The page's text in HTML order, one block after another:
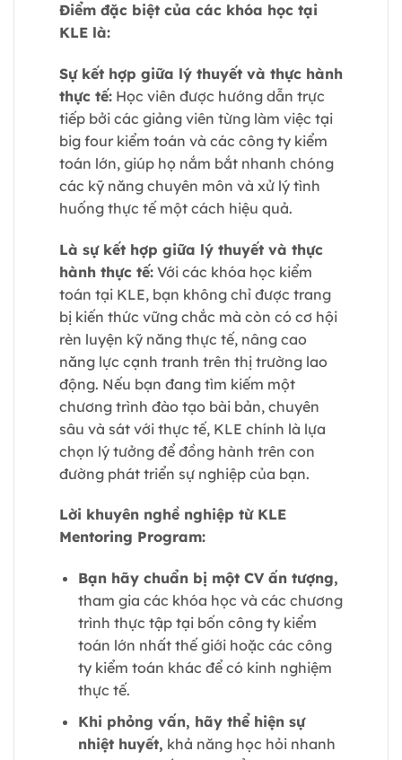
Điểm đặc biệt của các khóa học tại
KLE là:
Sự kết hợp giữa lý thuyết và thực hành
thực tế: Học viên được hướng dẫn trực
tiếp bởi các giảng viên từng làm việc tại
big four kiểm toán và các công ty kiểm
toán lớn, giúp họ nắm bắt nhanh chóng
các kỹ năng chuyên môn và xử lý tình
huống thực tế một cách hiệu quả.
Là sự kết hợp giữa lý thuyết và thực
hành thực tế: Với các khóa học kiểm
toán tại KLE, bạn không chỉ được trang
bị kiến thức vững chắc mà còn có cơ hội
rèn luyện kỹ năng thực tế, nâng cao
năng lực cạnh tranh trên thị trường lao
động. Nếu bạn đang tìm kiếm một
chương trình đào tạo bài bản, chuyên
sâu và sát với thực tế, KLE chính là lựa
chọn lý tưởng để đồng hành trên con
đường phát triển sự nghiệp của bạn.
Lời khuyên nghề nghiệp từ KLE
Mentoring Program:
Bạn hãy chuẩn bị một CV ấn tượng,
tham gia các khóa học và các chương
trình thực tập tại bốn công ty kiểm
toán lớn nhất thế giới hoặc các công
ty kiểm toán khác để có kinh nghiệm
thực tế.
Khi phỏng vấn, hãy thể hiện sự
nhiệt huyết, khả năng học hỏi nhanh